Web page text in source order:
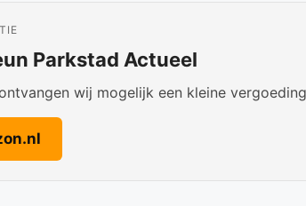
Parkstad Actueel
wij mogelijk een kleine